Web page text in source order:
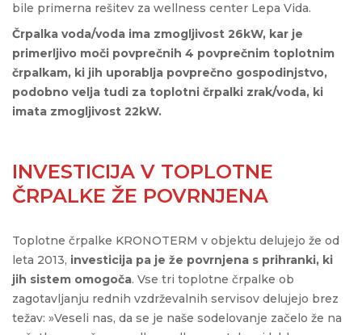
bile primerna rešitev za wellness center Lepa Vida.
Črpalka voda/voda ima zmogljivost 26kW, kar je
primerljivo moči povprečnih 4 povprečnim toplotnim
črpalkam, ki jih uporablja povprečno gospodinjstvo,
podobno velja tudi za toplotni črpalki zrak/voda, ki
imata zmogljivost 22kW.
INVESTICIJA V TOPLOTNE
ČRPALKE ŽE POVRNJENA
Toplotne črpalke KRONOTERM v objektu delujejo že od
leta 2013, investicija pa je že povrnjena s prihranki, ki
jih sistem omogoča. Vse tri toplotne črpalke ob
zagotavljanju rednih vzdrževalnih servisov delujejo brez
težav: »Veseli nas, da se je naše sodelovanje začelo že na